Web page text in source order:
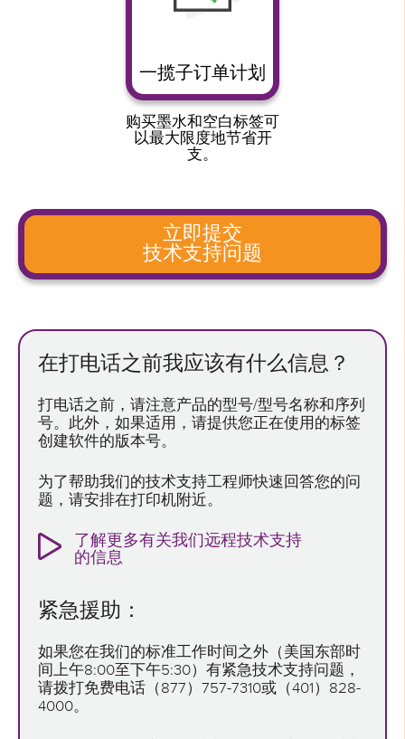
一揽子订单计划
购买墨水和空白标签可
以最大限度地节省开
支。
立即提交
技术支持问题
在打电话之前我应该有什么信息？
打电话之前，请注意产品的型号/型号名称和序列
号。此外，如果适用，请提供您正在使用的标签
创建软件的版本号。
为了帮助我们的技术支持工程师快速回答您的问
题，请安排在打印机附近。
了解更多有关我们远程技术支持
的信息
紧急援助：
如果您在我们的标准工作时间之外（美国东部时
间上午8:00至下午5:30）有紧急技术支持问题，
请拨打免费电话（877）757-7310或（401）828-
4000。